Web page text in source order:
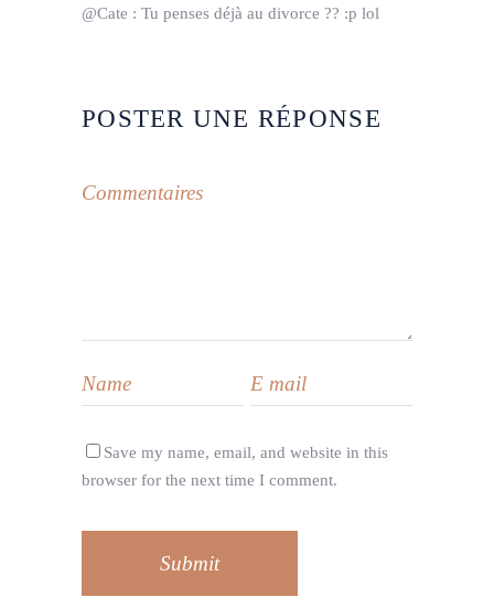
@Cate : Tu penses déjà au divorce ?? :p lol
POSTER UNE RÉPONSE
Save my name, email, and website in this
browser for the next time I comment.
Submit